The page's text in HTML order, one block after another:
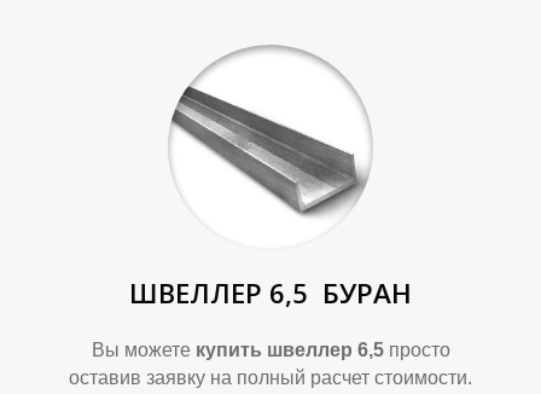
Л
ШВЕЛЛЕР 6,5 БУРАН
Вы можете купить швеллер 6,5 просто
оставив заявку на полный расчет стоимости.
Л